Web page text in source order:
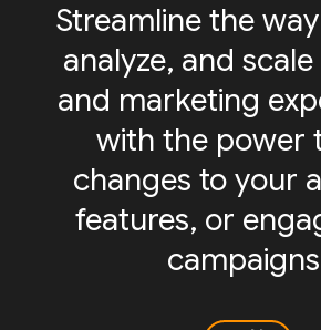
Streamline the
analyze, and
and marketing
with the power
changes to your
features, or